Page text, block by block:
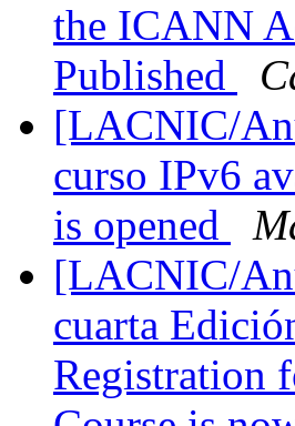
the ICANN
Published
[LACNIC/
curso IPv6
is opened
[LACNIC/
cuarta
Registration